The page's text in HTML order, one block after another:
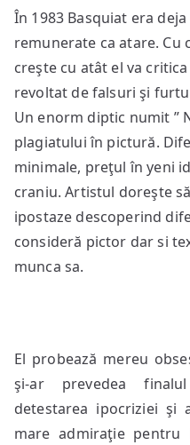
În 1983 Basquiat era
remunerate ca atare. Cu
creşte cu atât el va
revoltat de falsuri şi
Un enorm diptic numit ”
plagiatului în pictură.
minimale, preţul în yeni
craniu. Artistul doreşte
ipostaze descoperind
consideră pictor dar si
munca sa.
El probează mereu
şi-ar prevedea
detestarea ipocriziei şi
mare admiraţie pentru